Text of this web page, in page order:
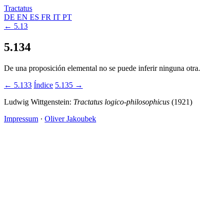
Tractatus
DE EN ES FR IT PT
← 5.13
5.134
De una proposición elemental no se puede inferir ninguna otra.
← 5.133 Índice 5.135 →
Ludwig Wittgenstein: Tractatus logico-philosophicus (1921)
Impressum · Oliver Jakoubek